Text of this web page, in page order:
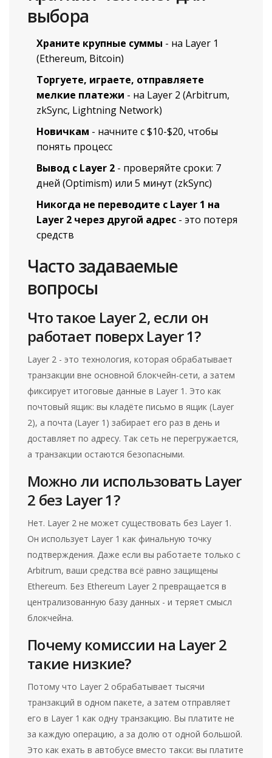
выбора
Храните крупные суммы - на Layer 1
(Ethereum, Bitcoin)
Торгуете, играете, отправляете
мелкие платежи - на Layer 2 (Arbitrum,
zkSync, Lightning Network)
Новичкам - начните с $10-$20, чтобы
понять процесс
Вывод с Layer 2 - проверяйте сроки: 7
дней (Optimism) или 5 минут (zkSync)
Никогда не переводите с Layer 1 на
Layer 2 через другой адрес - это потеря
средств
Часто задаваемые
вопросы
Что такое Layer 2, если он
работает поверх Layer 1?
Layer 2 - это технология, которая обрабатывает
транзакции вне основной блокчейн-сети, а затем
фиксирует итоговые данные в Layer 1. Это как
почтовый ящик: вы кладёте письмо в ящик (Layer
2), а почта (Layer 1) забирает его раз в день и
доставляет по адресу. Так сеть не перегружается,
а транзакции остаются безопасными.
Можно ли использовать Layer
2 без Layer 1?
Нет. Layer 2 не может существовать без Layer 1.
Он использует Layer 1 как финальную точку
подтверждения. Даже если вы работаете только с
Arbitrum, ваши средства всё равно защищены
Ethereum. Без Ethereum Layer 2 превращается в
централизованную базу данных - и теряет смысл
блокчейна.
Почему комиссии на Layer 2
такие низкие?
Потому что Layer 2 обрабатывает тысячи
транзакций в одном пакете, а затем отправляет
его в Layer 1 как одну транзакцию. Вы платите не
за каждую операцию, а за долю от одной большой.
Это как ехать в автобусе вместо такси: вы платите